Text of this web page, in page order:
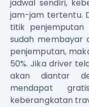
jadwal sendiri,
jam-jam tertentu.
titik
sudah membayar
penjemputan,
50%. Jika driver
akan diantar
mendapat
keberangkatan